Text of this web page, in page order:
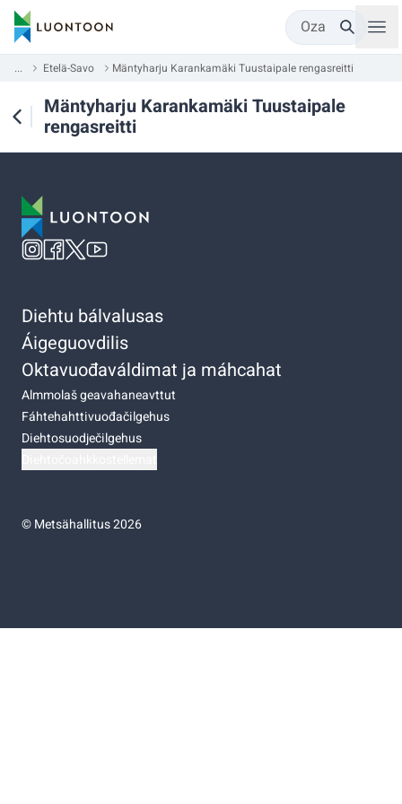
Oza
... Etelä-Savo Mäntyharju Karankamäki Tuustaipale rengasreitti
Mäntyharju Karankamäki Tuustaipale
rengasreitti
Diehtu bálvalusas
Áigeguovdilis
Oktavuođaváldimat ja máhcahat
Almmolaš geavahaneavttut
Fáhtehahttivuođačilgehus
Diehtosuodječilgehus
©Metsähallitus 2026